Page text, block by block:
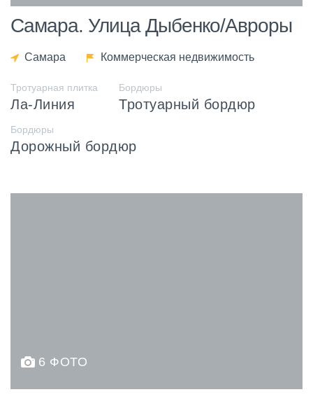
Самара. Улица Дыбенко/Авроры
Самара Коммерческая недвижимость
Тротуарная плитка
Ла-Линия
Бордюры
Тротуарный бордюр
Бордюры
Дорожный бордюр
6 ФОТО